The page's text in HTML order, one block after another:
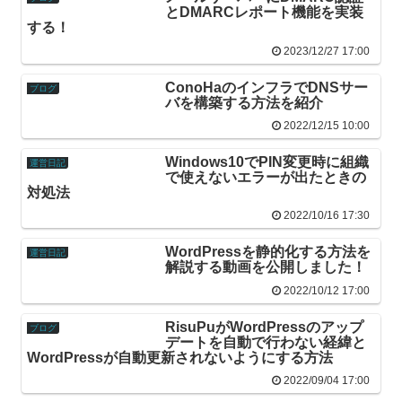
とDMARCレポート機能を実装
する！
2023/12/27 17:00
ブログ
ConoHaのインフラでDNSサー
バを構築する方法を紹介
2022/12/15 10:00
運営日記
Windows10でPIN変更時に組織
で使えないエラーが出たときの
対処法
2022/10/16 17:30
運営日記
WordPressを静的化する方法を
解説する動画を公開しました！
2022/10/12 17:00
ブログ
RisuPuがWordPressのアップ
デートを自動で行わない経緯と
WordPressが自動更新されないようにする方法
2022/09/04 17:00